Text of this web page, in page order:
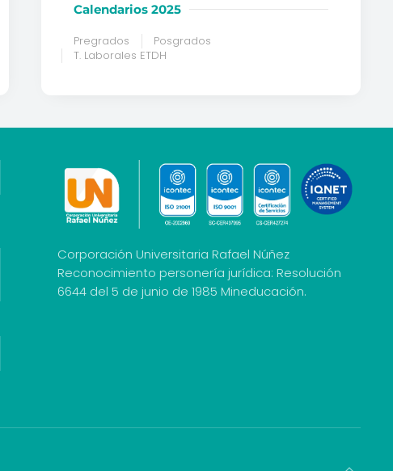
Calendarios 2025
Pregrados
Posgrados
T. Laborales ETDH
Corporación Universitaria Rafael Núñez
Reconocimiento personería jurídica: Resolución
6644 del 5 de junio de 1985 Mineducación.